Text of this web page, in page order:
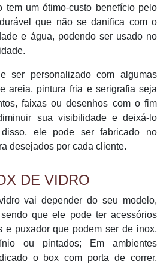
tem um ótimo-custo benefício pelo
que não se danifica com o
e água, podendo ser usado no
ser personalizado com algumas
areia, pintura fria e serigrafia seja
faixas ou desenhos com o fim
sua visibilidade e deixá-lo
ele pode ser fabricado no
desejados por cada cliente.
DE VIDRO
vai depender do seu modelo,
que ele pode ter acessórios
e puxador que podem ser de inox,
ou pintados; Em ambientes
o box com porta de correr,